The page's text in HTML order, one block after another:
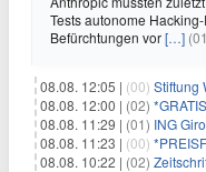
Tests autonome
Befürchtungen vor[…]
08.08. 12:05 | (00) Stiftung
08.08. 12:00 | (02) *GRATIS*
08.08. 11:29 | (01) ING
08.08. 11:23 | (00)
08.08. 10:22 | (02)